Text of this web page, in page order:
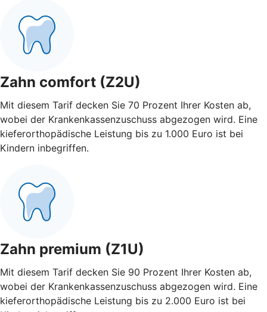
Zahn comfort (Z2U)
Mit diesem Tarif decken Sie 70 Prozent Ihrer Kosten ab,
wobei der Krankenkassenzuschuss abgezogen wird. Eine
kieferorthopädische Leistung bis zu 1.000 Euro ist bei
Kindern inbegriffen.
Zahn premium (Z1U)
Mit diesem Tarif decken Sie 90 Prozent Ihrer Kosten ab,
wobei der Krankenkassenzuschuss abgezogen wird. Eine
kieferorthopädische Leistung bis zu 2.000 Euro ist bei